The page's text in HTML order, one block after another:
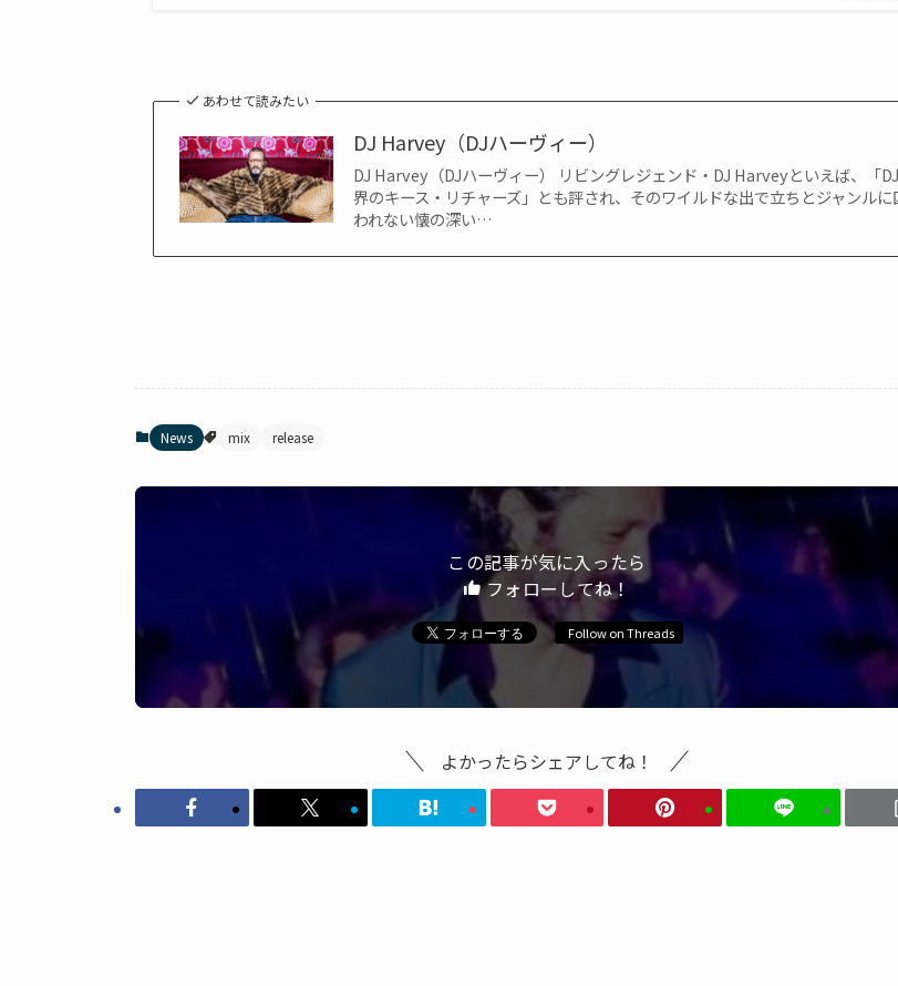
あわせて読みたい
DJ Harvey（DJハーヴィー）
DJ Harvey（DJハーヴィー） リビングレジェンド・DJ Harveyといえば、「DJ
界のキース・リチャーズ」とも評され、そのワイルドな出で立ちとジャンルに
われない懐の深い…
News mix release
この記事が気に入ったら
フォローしてね！
Follow on Threads
よかったらシェアしてね！